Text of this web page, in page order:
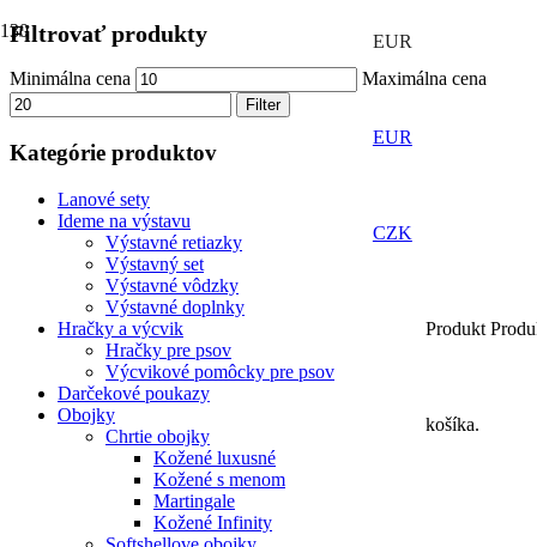
EUR
EUR
CZK
Produkt
košíka.
Filtrovať produkty
Minimálna cena Maximálna cena
Filter
Kategórie produktov
Lanové sety
Ideme na výstavu
Výstavné retiazky
Výstavný set
Výstavné vôdzky
Výstavné doplnky
Hračky a výcvik
Hračky pre psov
Výcvikové pomôcky pre psov
Darčekové poukazy
Obojky
Chrtie obojky
Kožené luxusné
Kožené s menom
Martingale
Kožené Infinity